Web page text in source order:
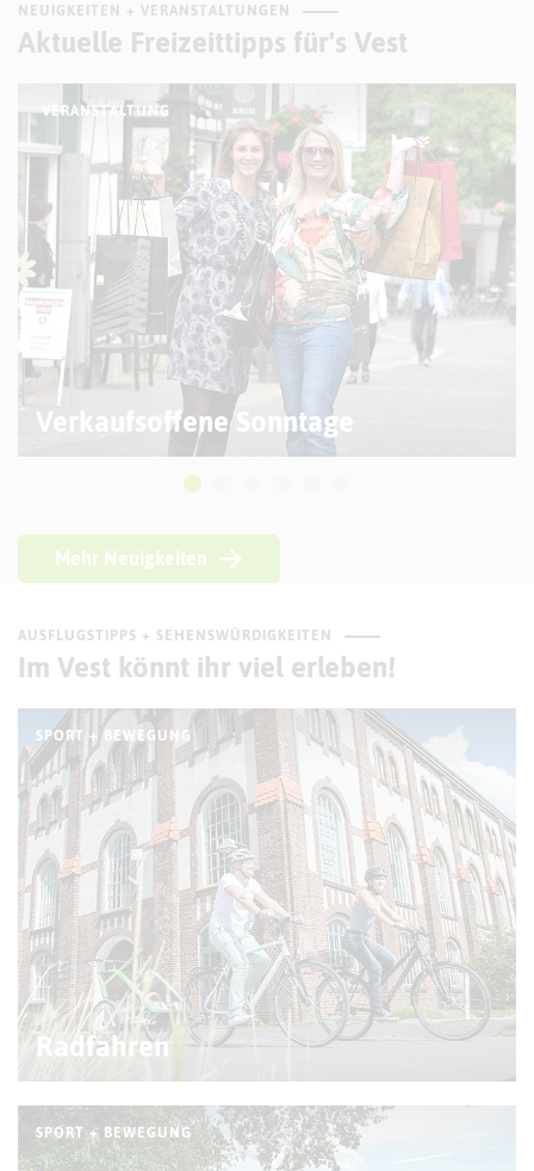
NEUIGKEITEN + VERANSTALTUNGEN
Aktuelle Freizeittipps für's Vest
VERANSTALTUNG
Verkaufsoffene Sonntage
Mehr Neuigkeiten
AUSFLUGSTIPPS + SEHENSWÜRDIGKEITEN
Im Vest könnt ihr viel erleben!
© D. Stratmann
SPORT + BEWEGUNG
Radfahren
SPORT + BEWEGUNG